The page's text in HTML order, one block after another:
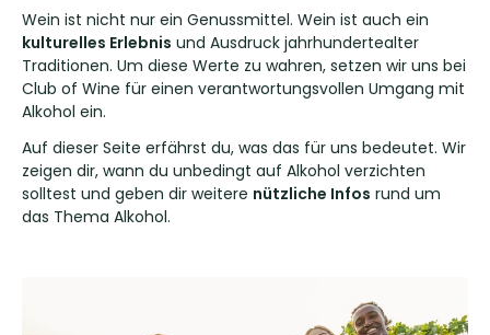
Wein ist nicht nur ein Genussmittel. Wein ist auch ein
kulturelles Erlebnis und Ausdruck jahrhundertealter
Traditionen. Um diese Werte zu wahren, setzen wir uns bei
Club of Wine für einen verantwortungsvollen Umgang mit
Alkohol ein.
Auf dieser Seite erfährst du, was das für uns bedeutet. Wir
zeigen dir, wann du unbedingt auf Alkohol verzichten
solltest und geben dir weitere nützliche Infos rund um
das Thema Alkohol.